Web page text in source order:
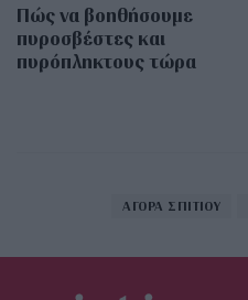
Πώς να βοηθήσουμε
πυροσβέστες και
πυρόπληκτους τώρα
ΑΓΟΡΑ ΣΠΙΤΙΟΥ